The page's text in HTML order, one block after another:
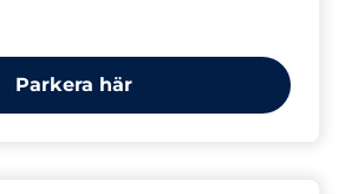
Parkera här